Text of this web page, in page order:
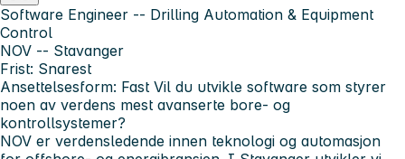
Software Engineer -- Drilling Automation & Equipment
Control
NOV -- Stavanger
Frist: Snarest
Ansettelsesform: Fast Vil du utvikle software som styrer
noen av verdens mest avanserte bore- og
kontrollsystemer?
NOV er verdensledende innen teknologi og automasjon